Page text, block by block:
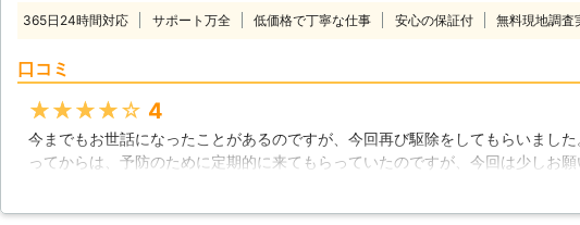
ので、その被害に気がつくのは、かなり食害が進
です。しかし、私達のように長年シロアリの駆除
ることも可能です。シロアリがどこに居るのか、
の中ではごくありふれた昆虫の1つです。駆除を
切れる頃に再び侵入を試みることがありますので
査を行なうのがおすすめです。そんな時にもぜひ
ニングにお任せ下さい。一度駆除をしたからこそ
365日24時間対応 サポート万全 低価格で丁寧な仕事 安心の保証付 無料現地調査
口コミ
★★★★★ 4
今までもお世話になったことがあるのですが、今回再び駆除をしてもらいまし
ってからは、予防のために定期的に来てもらっていたのですが、今回は少しお
です。人間からしてみれば、こんなものが、というものがエサになっていたりし